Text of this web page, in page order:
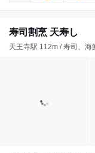
寿司割烹 天寿し
天王寺駅 112m / 寿司、海